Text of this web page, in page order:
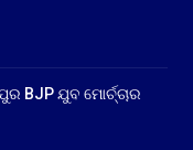
BJP ଯୁବ ମୋର୍ଚ୍ଚାର